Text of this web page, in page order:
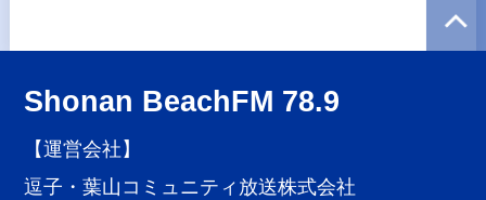
Shonan BeachFM 78.9
【運営会社】
逗子・葉山コミュニティ放送株式会社